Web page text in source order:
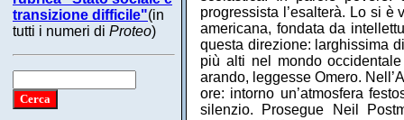
transizione difficile"(in
tutti i numeri di Proteo)
progressista l’esalterà. Lo si
americana, fondata da
questa direzione: larghissima
più alti nel mondo
arando, leggesse Omero.
ore: intorno un’atmosfera
silenzio. Prosegue Neil